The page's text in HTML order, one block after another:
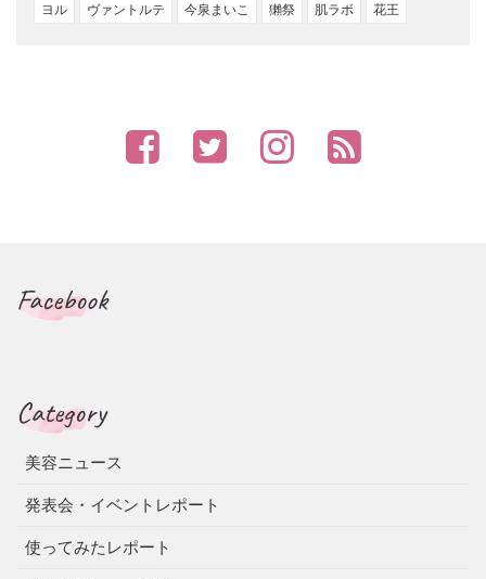
ヨル ヴァントルテ 今泉まいこ 獺祭 肌ラボ 花王
Facebook
Category
美容ニュース
発表会・イベントレポート
使ってみたレポート